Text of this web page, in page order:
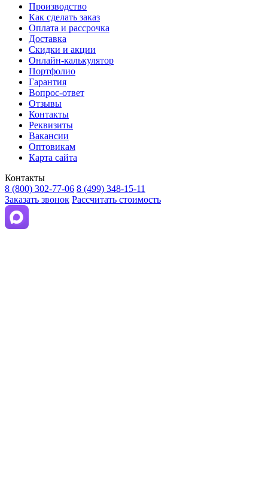
Производство
Как сделать заказ
Оплата и рассрочка
Доставка
Скидки и акции
Онлайн-калькулятор
Портфолио
Гарантия
Вопрос-ответ
Отзывы
Контакты
Реквизиты
Вакансии
Оптовикам
Карта сайта
Контакты
8 (800) 302-77-06 8 (499) 348-15-11
Заказать звонок Рассчитать стоимость